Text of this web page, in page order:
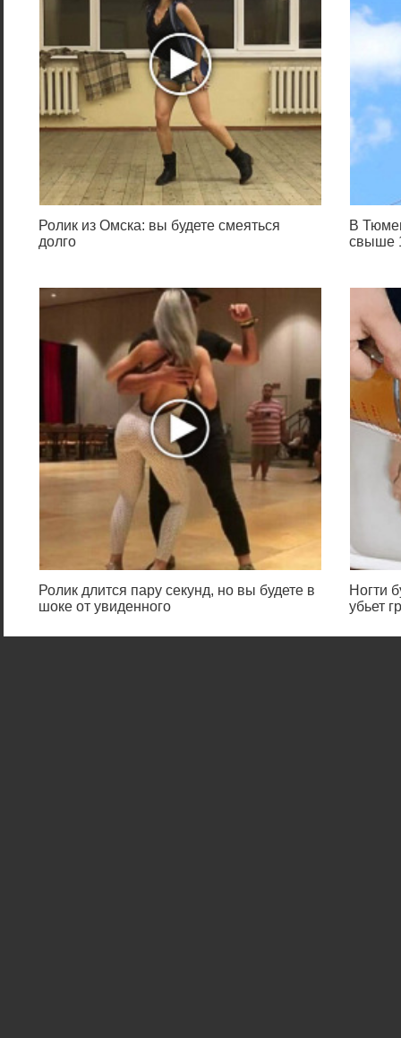
Ролик из Омска: вы будете смеяться
долго
В
свыше
Ролик длится пару секунд, но вы будете в
шоке от увиденного
Ногти
убьет